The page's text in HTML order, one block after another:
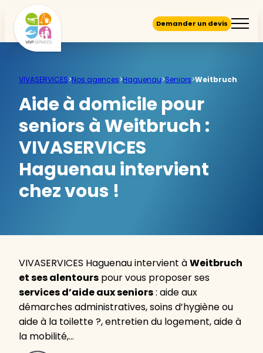
Demander un devis
VIVASERVICES>Nos agences>Haguenau>Seniors>Weitbruch
Aide à domicile pour
seniors à Weitbruch :
VIVASERVICES
Haguenau intervient
chez vous !
VIVASERVICES Haguenau intervient àWeitbruch
et ses alentours pour vous proposer ses
services d’aide aux seniors: aide aux
démarches administratives, soins d’hygiène ou
aide à la toilette ?, entretien du logement, aide à
la mobilité,…